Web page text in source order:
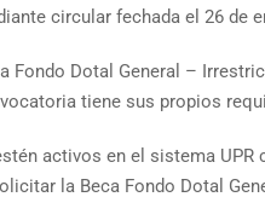
circular fechada el 26 de
Fondo Dotal General –
tiene sus propios
activos en el sistema
la Beca Fondo Dotal